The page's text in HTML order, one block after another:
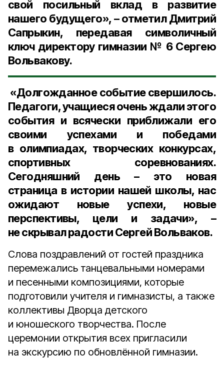
свой посильный вклад в развитие
нашего будущего», – отметил Дмитрий
Сапрыкин, передавая символичный
ключ директору гимназии № 6 Сергею
Вольвакову.
«Долгожданное событие свершилось.
Педагоги, учащиеся очень ждали этого
события и всячески приближали его
своими успехами и победами
в олимпиадах, творческих конкурсах,
спортивных соревнованиях.
Сегодняшний день – это новая
страница в истории нашей школы, нас
ожидают новые успехи, новые
перспективы, цели и задачи», –
не скрывал радости Сергей Вольваков.
Слова поздравлений от гостей праздника
перемежались танцевальными номерами
и песенными композициями, которые
подготовили учителя и гимназисты, а также
коллективы Дворца детского
и юношеского творчества. После
церемонии открытия всех пригласили
на экскурсию по обновлённой гимназии.